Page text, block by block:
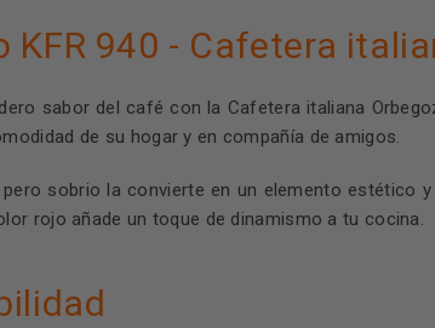
KFR 940 - Cafetera
sabor del café con la Cafetera italiana
de su hogar y en compañía de amigos.
sobrio la convierte en un elemento estético
rojo añade un toque de dinamismo a tu cocina.